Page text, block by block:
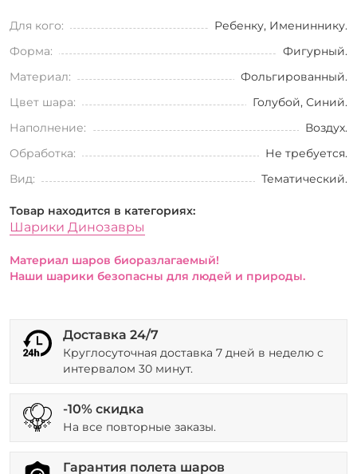
Для кого:
Ребенку, Имениннику.
Форма:
Фигурный.
Материал:
Фольгированный.
Цвет шара:
Голубой, Синий.
Наполнение:
Воздух.
Обработка:
Не требуется.
Вид:
Тематический.
Товар находится в категориях:
Шарики Динозавры
Материал шаров биоразлагаемый!
Наши шарики безопасны для людей и природы.
Доставка 24/7
Круглосуточная доставка 7 дней в неделю с
интервалом 30 минут.
-10% скидка
На все повторные заказы.
Гарантия полета шаров